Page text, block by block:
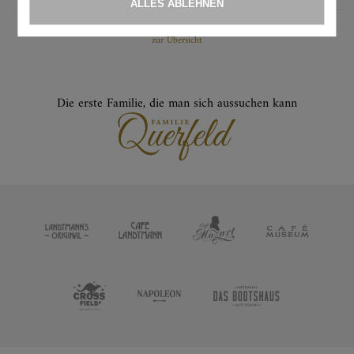
zur Übersicht
Die erste Familie, die man sich aussuchen kann